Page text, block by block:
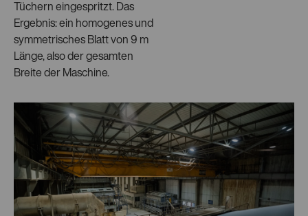
Tüchern eingespritzt. Das
Ergebnis: ein homogenes und
symmetrisches Blatt von 9 m
Länge, also der gesamten
Breite der Maschine.